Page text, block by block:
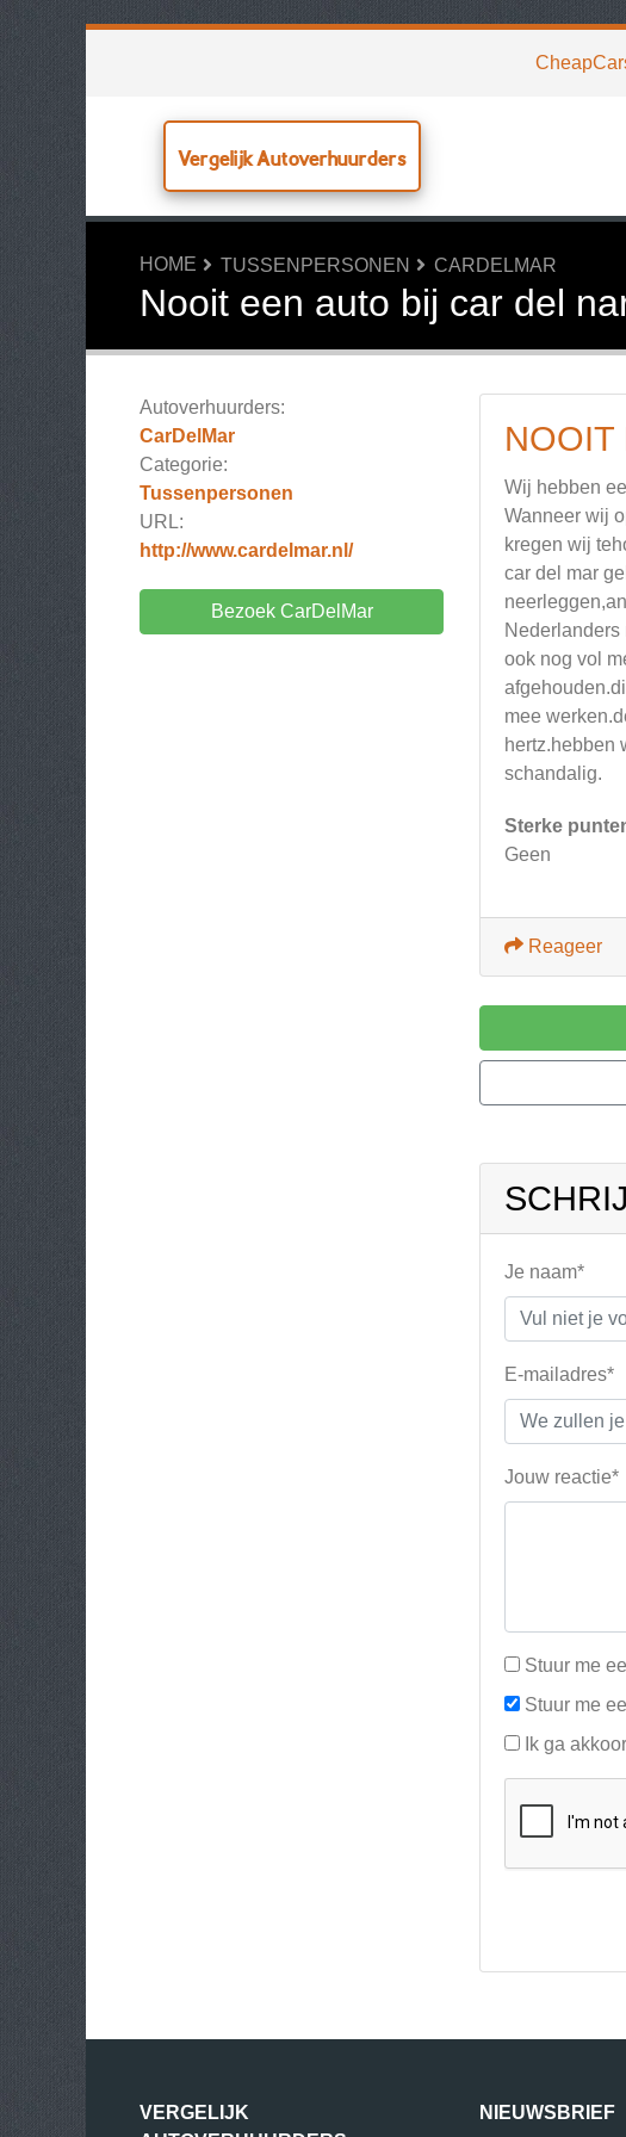
Vergelijk Autoverhuurders
HOME TUSSENPERSONEN CARDELMAR
Nooit een auto bij car del
Autoverhuurders:
CarDelMar
Categorie:
Tussenpersonen
URL:
http://www.cardelmar.nl/
Bezoek CarDelMar
NOOIT
Wij hebben
Wanneer wij
kregen wij
car del mar
ook nog vol
mee
hertz.hebben
schandalig.
Sterke
Geen
Reageer
Je naam*
E-mailadres*
Jouw reactie*
Stuur me
Stuur me
Ik ga
VERGELIJK
NIEUWSBRIEF